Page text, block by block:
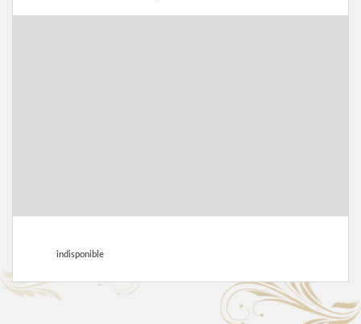
indisponible